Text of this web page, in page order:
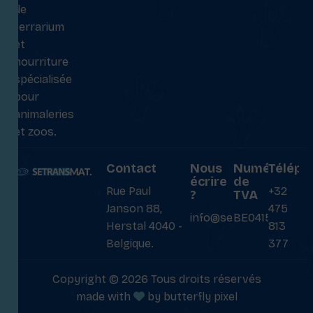
de
terrarium
et
nourriture
spécialisée
pour
animaleries
et zoos.
Contact
Rue Paul
Janson 88,
Herstal 4040 -
Belgique.
Nous
écrire
?
info@setransmat.com
Numéro
de
TVA
BE0415027069
+32
475
813
377
Copyright © 2026 Tous droits réservés
made with
by butterfly pixel